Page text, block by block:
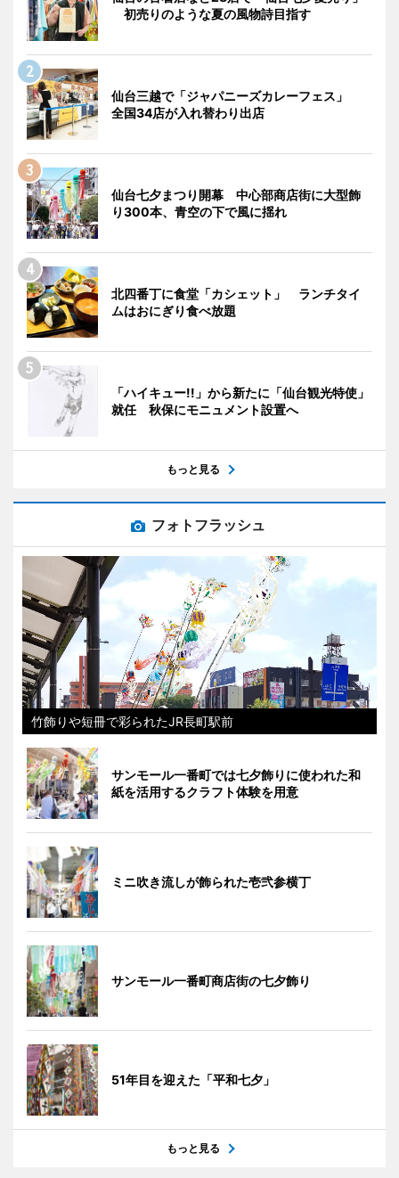
初売りのような夏の風物詩目指す
仙台三越で「ジャパニーズカレーフェス」
全国34店が入れ替わり出店
仙台七夕まつり開幕 中心部商店街に大型飾
り300本、青空の下で風に揺れ
北四番丁に食堂「カシェット」 ランチタイ
ムはおにぎり食べ放題
「ハイキュー!!」から新たに「仙台観光特使」
就任 秋保にモニュメント設置へ
もっと見る
フォトフラッシュ
竹飾りや短冊で彩られたJR長町駅前
サンモール一番町では七夕飾りに使われた和
紙を活用するクラフト体験を用意
ミニ吹き流しが飾られた壱弐参横丁
サンモール一番町商店街の七夕飾り
51年目を迎えた「平和七夕」
もっと見る